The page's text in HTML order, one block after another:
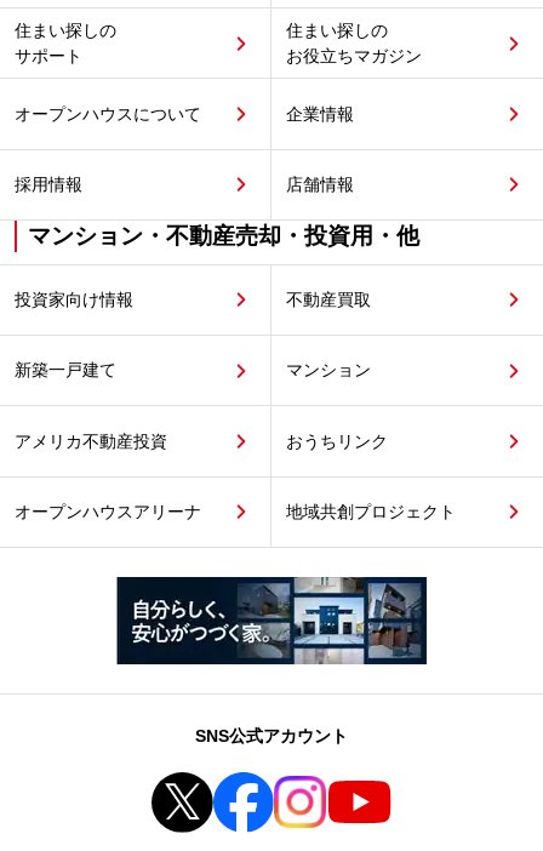
住まい探しの
サポート
住まい探しの
お役立ちマガジン
オープンハウスについて 企業情報
採用情報 店舗情報
マンション・不動産売却・投資用・他
投資家向け情報 不動産買取
新築一戸建て マンション
アメリカ不動産投資 おうちリンク
オープンハウスアリーナ 地域共創プロジェクト
SNS公式アカウント